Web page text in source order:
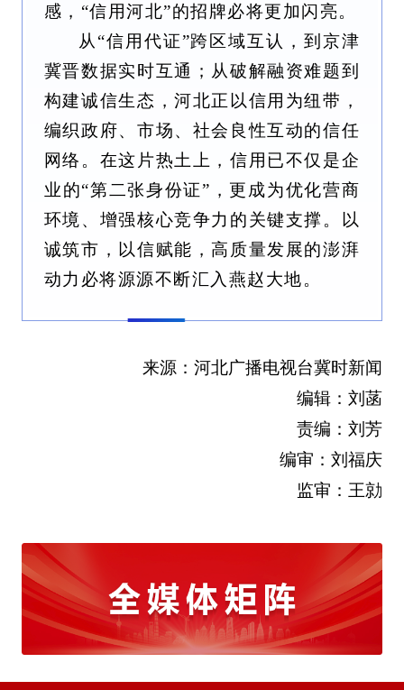
感，“信用河北”的招牌必将更加闪亮。
从“信用代证”跨区域互认，到京津
冀晋数据实时互通；从破解融资难题到
构建诚信生态，河北正以信用为纽带，
编织政府、市场、社会良性互动的信任
网络。在这片热土上，信用已不仅是企
业的“第二张身份证”，更成为优化营商
环境、增强核心竞争力的关键支撑。以
诚筑市，以信赋能，高质量发展的澎湃
动力必将源源不断汇入燕赵大地。
来源：河北广播电视台冀时新闻
编辑：刘菡
责编：刘芳
编审：刘福庆
监审：王勍